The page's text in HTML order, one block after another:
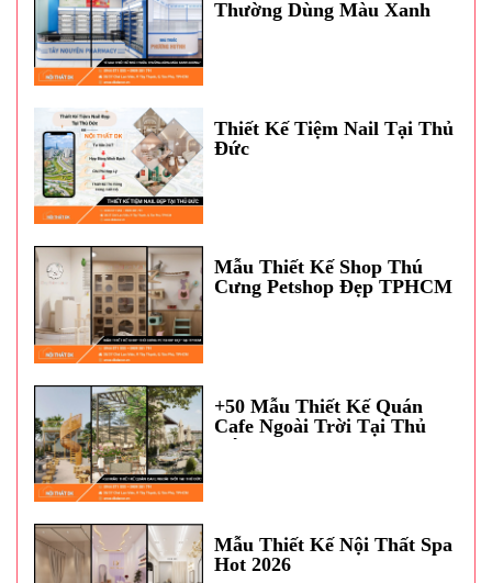
Thường Dùng Màu Xanh
Thiết Kế Tiệm Nail Tại Thủ
Đức
Mẫu Thiết Kế Shop Thú
Cưng Petshop Đẹp TPHCM
+50 Mẫu Thiết Kế Quán
Cafe Ngoài Trời Tại Thủ
Đức
Mẫu Thiết Kế Nội Thất Spa
Hot 2026